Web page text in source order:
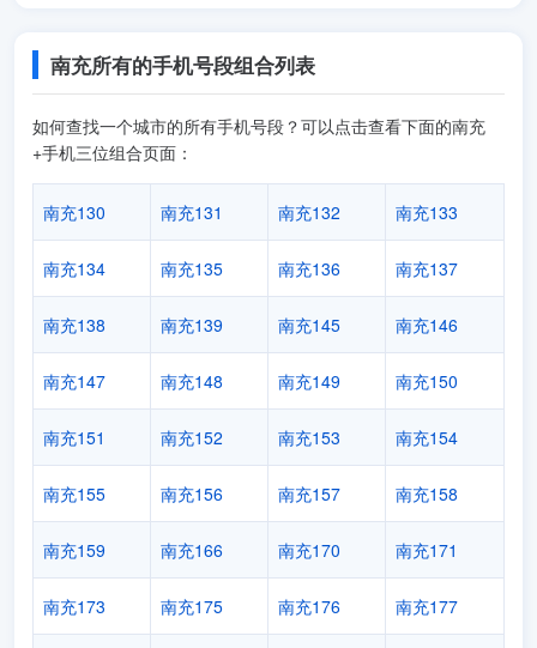
南充所有的手机号段组合列表
如何查找一个城市的所有手机号段？可以点击查看下面的南充
+手机三位组合页面：
南充130 南充131 南充132 南充133
南充134 南充135 南充136 南充137
南充138 南充139 南充145 南充146
南充147 南充148 南充149 南充150
南充151 南充152 南充153 南充154
南充155 南充156 南充157 南充158
南充159 南充166 南充170 南充171
南充173 南充175 南充176 南充177